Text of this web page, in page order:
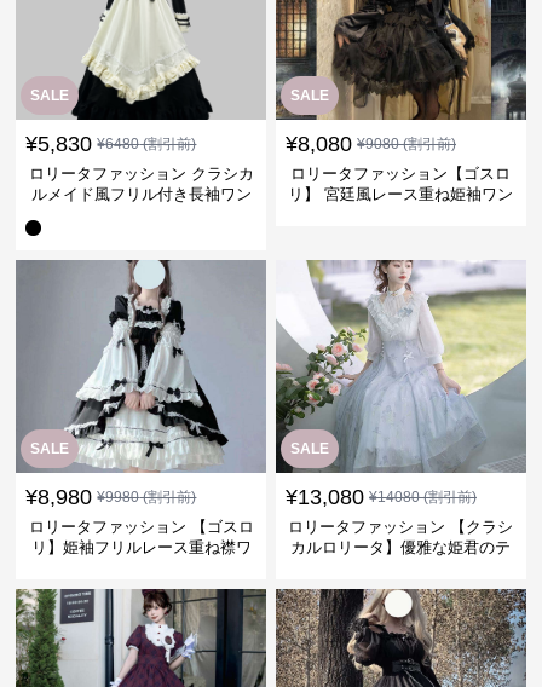
SALE
¥5,830 ¥6480(割引前)
ロリータファッション クラシカ
ルメイド風フリル付き長袖ワン
SALE
¥8,080 ¥9080(割引前)
ロリータファッション【ゴスロ
リ】 宮廷風レース重ね姫袖ワン
SALE
¥8,980 ¥9980(割引前)
ロリータファッション 【ゴスロ
リ】姫袖フリルレース重ね襟ワ
SALE
¥13,080 ¥14080(割引前)
ロリータファッション 【クラシ
カルロリータ】優雅な姫君のテ